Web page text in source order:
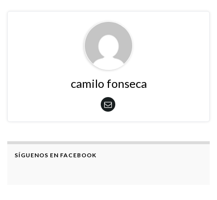
camilo fonseca
SÍGUENOS EN FACEBOOK